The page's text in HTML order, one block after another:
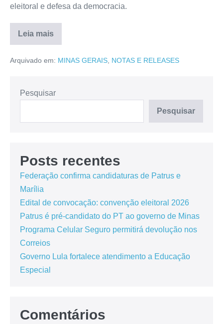
eleitoral e defesa da democracia.
Leia mais
Arquivado em: MINAS GERAIS NOTAS E RELEASES
Pesquisar
Pesquisar
Posts recentes
Federação confirma candidaturas de Patrus e
Marília
Edital de convocação: convenção eleitoral 2026
Patrus é pré-candidato do PT ao governo de Minas
Programa Celular Seguro permitirá devolução nos
Correios
Governo Lula fortalece atendimento a Educação
Especial
Comentários